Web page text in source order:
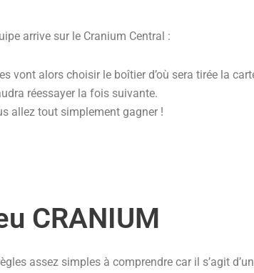
arrive sur le Cranium Central :
vont alors choisir le boîtier d’où sera tirée la
réessayer la fois suivante.
allez tout simplement gagner !
CRANIUM
assez simples à comprendre car il s’agit